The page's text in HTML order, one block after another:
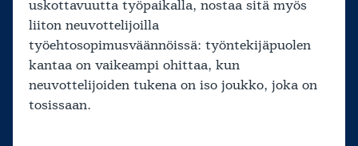
uskottavuutta työpaikalla, nostaa sitä myös
liiton neuvottelijoilla
työehtosopimusväännöissä: työntekijäpuolen
kantaa on vaikeampi ohittaa, kun
neuvottelijoiden tukena on iso joukko, joka on
tosissaan.